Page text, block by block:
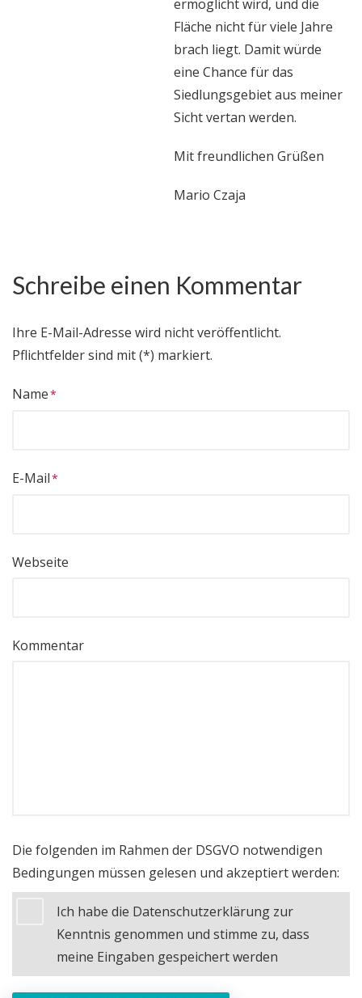
ermöglicht wird, und die
Fläche nicht für viele Jahre
brach liegt. Damit würde
eine Chance für das
Siedlungsgebiet aus meiner
Sicht vertan werden.
Mit freundlichen Grüßen
Mario Czaja
Schreibe einen Kommentar
Ihre E-Mail-Adresse wird nicht veröffentlicht.
Pflichtfelder sind mit (*) markiert.
Name
E-Mail
Webseite
Kommentar
Die folgenden im Rahmen der DSGVO notwendigen
Bedingungen müssen gelesen und akzeptiert werden:
Ich habe die Datenschutzerklärung zur
Kenntnis genommen und stimme zu, dass
meine Eingaben gespeichert werden